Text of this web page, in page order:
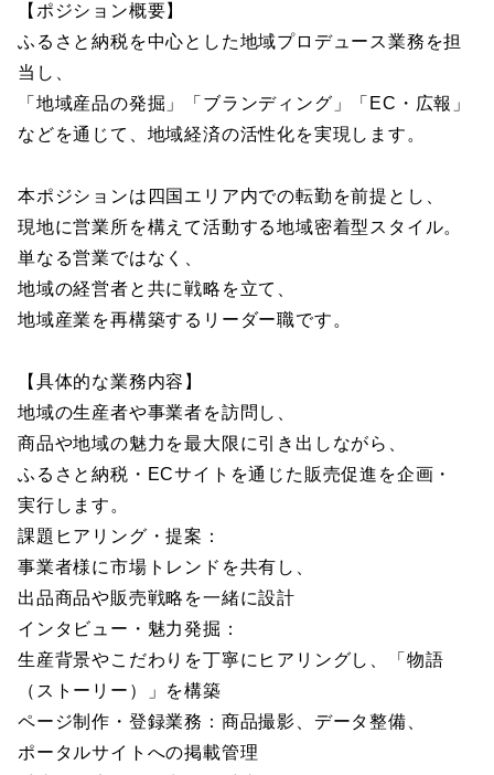
【ポジション概要】
ふるさと納税を中心とした地域プロデュース業務を担
当し、
「地域産品の発掘」「ブランディング」「EC・広報」
などを通じて、地域経済の活性化を実現します。
本ポジションは四国エリア内での転勤を前提とし、
現地に営業所を構えて活動する地域密着型スタイル。
単なる営業ではなく、
地域の経営者と共に戦略を立て、
地域産業を再構築するリーダー職です。
【具体的な業務内容】
地域の生産者や事業者を訪問し、
商品や地域の魅力を最大限に引き出しながら、
ふるさと納税・ECサイトを通じた販売促進を企画・
実行します。
課題ヒアリング・提案：
事業者様に市場トレンドを共有し、
出品商品や販売戦略を一緒に設計
インタビュー・魅力発掘：
生産背景やこだわりを丁寧にヒアリングし、「物語
（ストーリー）」を構築
ページ制作・登録業務：商品撮影、データ整備、
ポータルサイトへの掲載管理